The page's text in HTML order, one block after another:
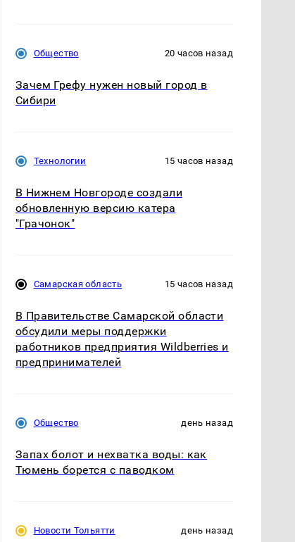
Общество 20 часов назад
Зачем Грефу нужен новый город в
Сибири
Технологии 15 часов назад
В Нижнем Новгороде создали
обновленную версию катера
"Грачонок"
Самарская область 15 часов назад
В Правительстве Самарской области
обсудили меры поддержки
работников предприятия Wildberries и
предпринимателей
Общество день назад
Запах болот и нехватка воды: как
Тюмень борется с паводком
Новости Тольятти день назад